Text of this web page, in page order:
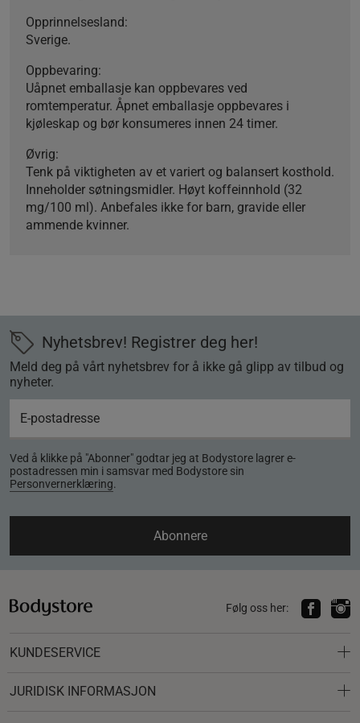
Opprinnelsesland:
Sverige.
Oppbevaring:
Uåpnet emballasje kan oppbevares ved
romtemperatur. Åpnet emballasje oppbevares i
kjøleskap og bør konsumeres innen 24 timer.
Øvrig:
Tenk på viktigheten av et variert og balansert kosthold.
Inneholder søtningsmidler. Høyt koffeinnhold (32
mg/100 ml). Anbefales ikke for barn, gravide eller
ammende kvinner.
Nyhetsbrev! Registrer deg her!
Meld deg på vårt nyhetsbrev for å ikke gå glipp av tilbud og
nyheter.
Ved å klikke på "Abonner" godtar jeg at Bodystore lagrer e-
postadressen min i samsvar med Bodystore sin
Personvernerklæring.
Abonnere
Følg oss her:
KUNDESERVICE
JURIDISK INFORMASJON